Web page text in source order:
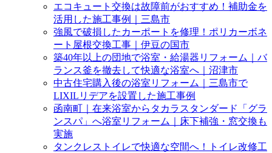
エコキュート交換は故障前がおすすめ！補助金を
活用した施工事例｜三島市
強風で破損したカーポートを修理！ポリカーボネ
ート屋根交換工事｜伊豆の国市
築40年以上の団地で浴室・給湯器リフォーム｜バ
ランス釜を撤去して快適な浴室へ｜沼津市
中古住宅購入後の浴室リフォーム｜三島市で
LIXILリデアを設置した施工事例
函南町｜在来浴室からタカラスタンダード「グラ
ンスパ」へ浴室リフォーム｜床下補強・窓交換も
実施
タンクレストイレで快適な空間へ！トイレ改修工